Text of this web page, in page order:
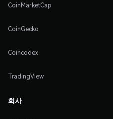
CoinMarketCap
CoinGecko
Coincodex
TradingView
회사